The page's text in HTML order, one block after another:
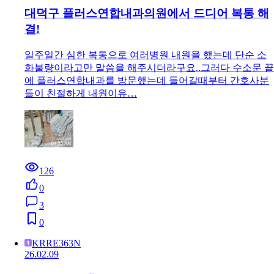
대덕구 플러스연합내과의원에서 드디어 복통 해
결!
일주일간 심한 복통으로 여러병원 내원을 했는데 단순 소
화불량이라고만 말씀을 해주시더라구요..그러다 수소문 끝
에 플러스연합내과를 방문했는데 들어갈때부터 간호사분
들이 친절하게 내원이유…
126
0
3
0
KRRE363N
26.02.09